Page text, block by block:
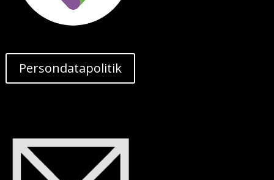
Persondatapolitik